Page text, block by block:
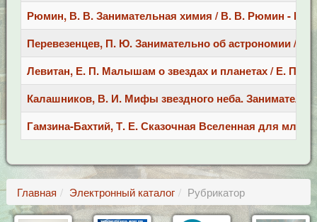
Рюмин, В. В. Занимательная химия / В. В. Рюмин -
Перевезенцев, П. Ю. Занимательно об астрономии /
Левитан, Е. П. Малышам о звездах и планетах / Е. П.
Калашников, В. И. Мифы звездного неба.
Гамзина-Бахтий, Т. Е. Сказочная Вселенная для мл.
Главная Электронный каталог Рубрикатор